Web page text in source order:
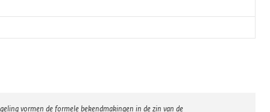
vormen de formele bekendmakingen in de zin van de